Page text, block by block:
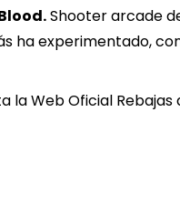
Shooter arcade
ha experimentado,
la Web Oficial Rebajas